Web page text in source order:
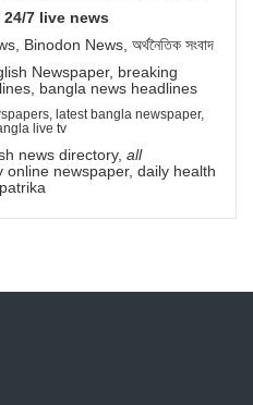
7 live news
News, অর্থনৈতিক সংবাদ
Newspaper, breaking
bangla news headlines
latest bangla newspaper,
live tv
news directory, all
online newspaper, daily health